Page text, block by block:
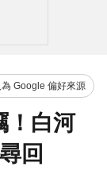
Google 偏好來源
！白河
回